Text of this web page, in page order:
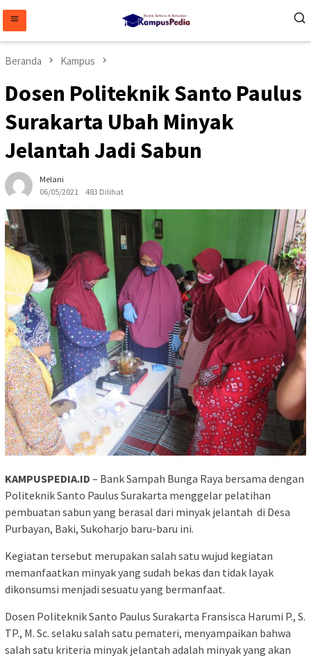
konten
Beranda Kampus
Dosen Politeknik Santo Paulus
Surakarta Ubah Minyak
Jelantah Jadi Sabun
Melani
06/05/2021
483 Dilihat
KAMPUSPEDIA.ID – Bank Sampah Bunga Raya bersama dengan
Politeknik Santo Paulus Surakarta menggelar pelatihan
pembuatan sabun yang berasal dari minyak jelantah di Desa
Purbayan, Baki, Sukoharjo baru-baru ini.
Kegiatan tersebut merupakan salah satu wujud kegiatan
memanfaatkan minyak yang sudah bekas dan tidak layak
dikonsumsi menjadi sesuatu yang bermanfaat.
Dosen Politeknik Santo Paulus Surakarta Fransisca Harumi P., S.
TP., M. Sc. selaku salah satu pemateri, menyampaikan bahwa
salah satu kriteria minyak jelantah adalah minyak yang akan